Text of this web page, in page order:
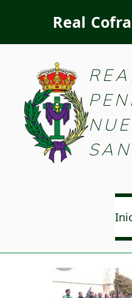
Real